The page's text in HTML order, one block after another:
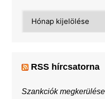
RSS hírcsatorna
Szankciók